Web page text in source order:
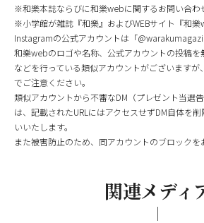
※和樂本誌ならびに和樂webに関するお問い合わ
※小学館が雑誌『和樂』およびWEBサイト『和
Instagramの公式アカウントは「
和樂webのロゴや名称、公式アカウントの投稿を
などを行っている類似アカウントがございます
でご注意ください。
類似アカウントから不審なDM（プレゼント当選
は、記載されたURLにはアクセスせずDM自体を
いいたします。
また被害防止のため、同アカウントのブロックを
関連メディ